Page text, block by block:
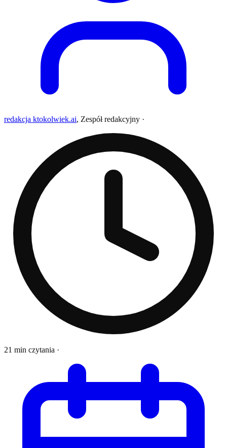
redakcja ktokolwiek.ai, Zespół redakcyjny ·
21 min czytania ·